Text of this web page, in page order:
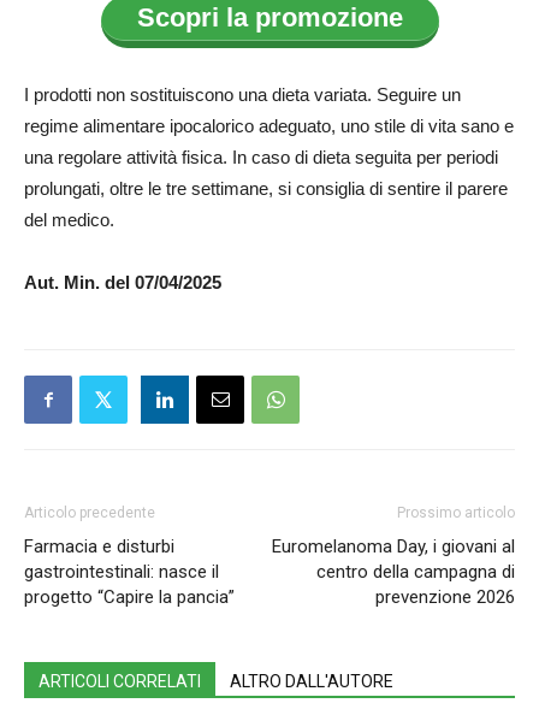
Scopri la promozione
I prodotti non sostituiscono una dieta variata. Seguire un
regime alimentare ipocalorico adeguato, uno stile di vita sano e
una regolare attività fisica. In caso di dieta seguita per periodi
prolungati, oltre le tre settimane, si consiglia di sentire il parere
del medico.
Aut. Min. del 07/04/2025
Articolo precedente
Farmacia e disturbi
gastrointestinali: nasce il
progetto “Capire la pancia”
Prossimo articolo
Euromelanoma Day, i giovani al
centro della campagna di
prevenzione 2026
ARTICOLI CORRELATI ALTRO DALL'AUTORE